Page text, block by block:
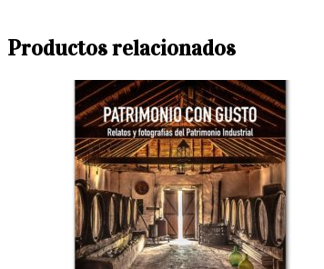
Productos relacionados